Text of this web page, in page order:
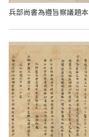
兵部尚書為遵旨察議題本